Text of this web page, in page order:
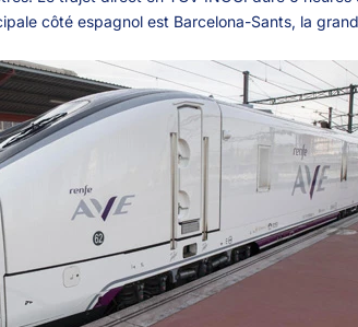
côté espagnol est Barcelona-Sants, la